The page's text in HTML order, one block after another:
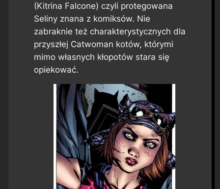
(Kitrina Falcone) czyli protegowana
Seliny znana z komiksów. Nie
zabraknie też charakterystycznych dla
przyszłej Catwoman kotów, którymi
mimo własnych kłopotów stara się
opiekować.